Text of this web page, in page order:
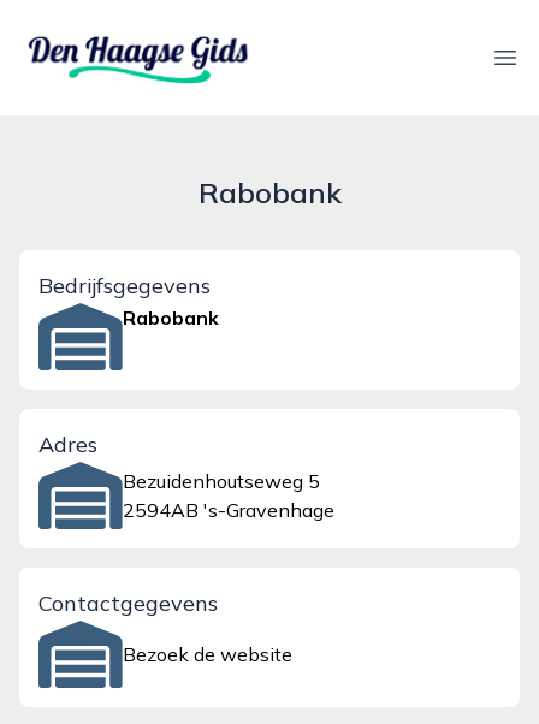
denhaagsegids.nl
Rabobank
Bedrijfsgegevens
Rabobank
Adres
Bezuidenhoutseweg 5
2594AB 's-Gravenhage
Contactgegevens
Bezoek de website